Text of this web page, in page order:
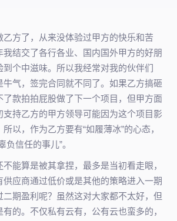
方了，从来没体验过甲方的快乐和苦
结交了各行各业、国内国外甲方的好朋
到个中滋味。所以我经常对我的伙伴们
气，签完合同就不同了。如果乙方搞砸
款拍拍屁股做了下一个项目，但甲方面
支持乙方的甲方领导可能因为这个项目影
以，作为乙方要有“如履薄冰”的心态，
负信任的事儿”。
能算是被其拿捏，最多是当初看走眼，
供应商通过低价或是其他的策略进入一期
期盈利呢？虽然这对大家都不太好，但
的。不仅私有云有，公有云也蛮多的，